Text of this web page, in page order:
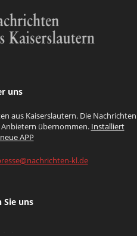
uns
aus Kaiserslautern. Die Nachrichten
übernommen. Installiert
APP
kl.de
Sie uns